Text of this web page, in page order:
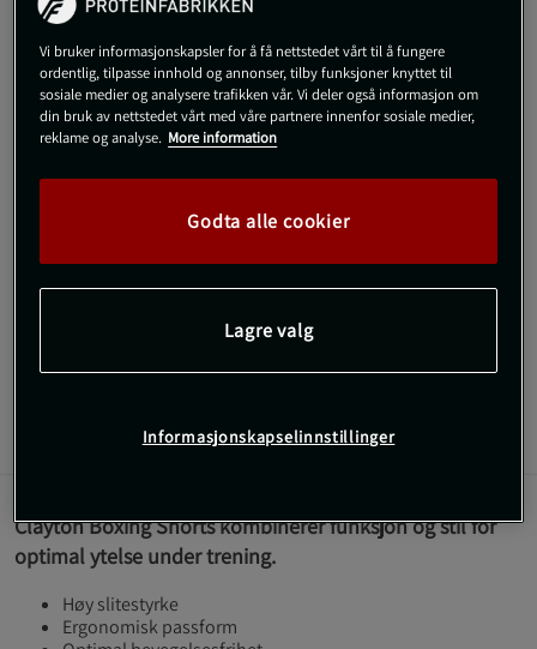
XXL Utsolgt fra lager
Gi meg beskjed via e-post
kommer på lager igen.
SKU #91083905R | EAN
Profesjonelle og funksjonelle bokse-shorts for intensiv trening.
Anmeldelser
Clayton Boxing Shorts kombinerer funksjon og stil for
optimal ytelse under trening.
Høy slitestyrke
Ergonomisk passform
Vi bruker informasjonskapsler for å få nettstedet vårt til å fungere
ordentlig, tilpasse innhold og annonser, tilby funksjoner knyttet til
sosiale medier og analysere trafikken vår. Vi deler også informasjon om
din bruk av nettstedet vårt med våre partnere innenfor sosiale medier,
reklame og analyse. More information
Godta alle cookier
Lagre valg
Informasjonskapselinnstillinger